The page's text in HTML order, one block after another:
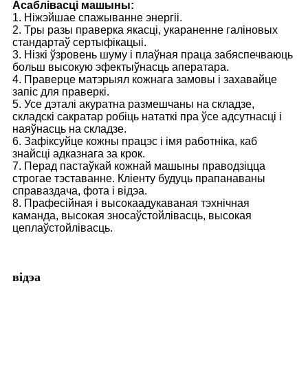
Асаблівасці машыны:
1. Ніжэйшае спажыванне энергіі.
2. Тры разы праверка якасці, укараненне галіновых
стандартаў сертыфікацыі.
3. Нізкі ўзровень шуму і плаўная праца забяспечваюць
больш высокую эфектыўнасць аператара.
4. Праверце матэрыял кожнага замовы і захавайце
запіс для праверкі.
5. Усе дэталі акуратна размешчаны на складзе,
складскі сакратар робіць нататкі пра ўсе адсутнасці і
наяўнасць на складзе.
6. Зафіксуйце кожны працэс і імя работніка, каб
знайсці адказнага за крок.
7. Перад пастаўкай кожнай машыны праводзіцца
строгае тэставанне. Кліенту будуць прапанаваны
справаздача, фота і відэа.
8. Прафесійная і высокаадукаваная тэхнічная
каманда, высокая зносаўстойлівасць, высокая
цеплаўстойлівасць.
відэа